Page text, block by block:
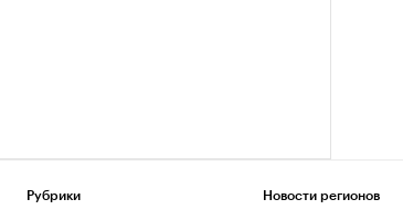
Рубрики Новости регионов